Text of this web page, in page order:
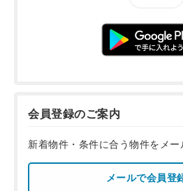
会員登録のご案内
新着物件・条件に合う物件をメー
メールで会員登